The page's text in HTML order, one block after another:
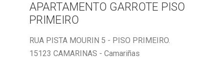
APARTAMENTO GARROTE PISO
PRIMEIRO
RUA PISTA MOURIN 5 - PISO PRIMEIRO.
15123 CAMARINAS - Camariñas